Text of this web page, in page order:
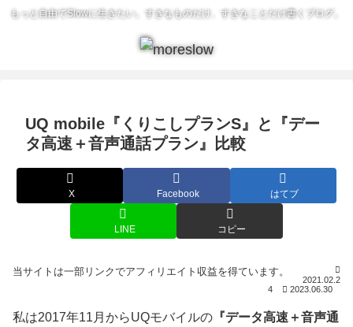
もっと自由でSlowに生きたい。すきなものだけ、すきなことだけ書くブログ。
UQ mobile『くりこしプランS』と『デー
タ高速＋音声通話プラン』比較
X Facebook はてブ
LINE コピー
2021.02.2
4
2023.06.30
私は2017年11月からUQモバイルの 『データ高速＋音声通